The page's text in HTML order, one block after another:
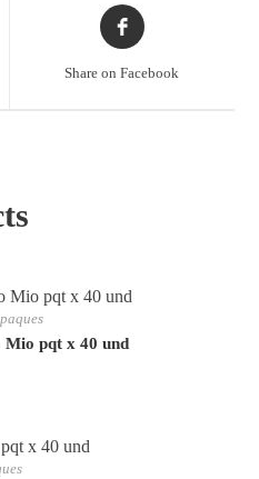
Share on Facebook
Mio pqt x 40 und